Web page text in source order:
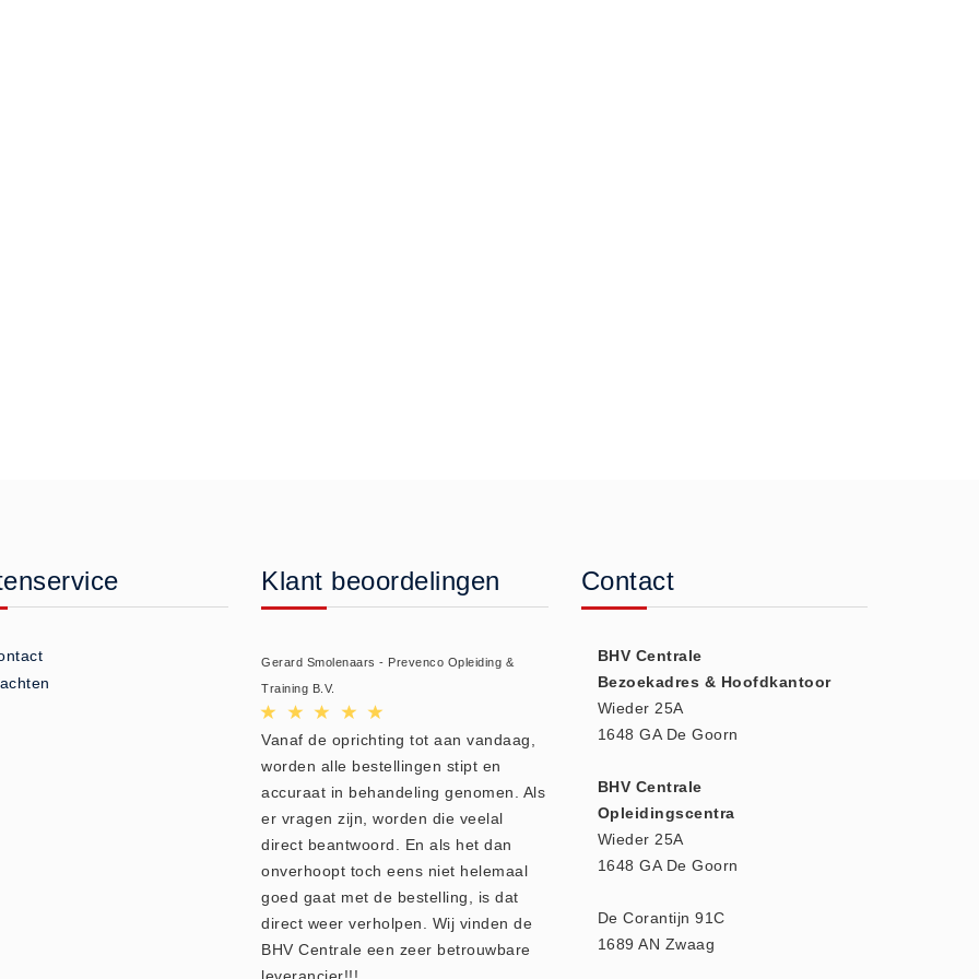
Klant beoordelingen
Gerard Smolenaars - Prevenco Opleiding &
Training B.V.
Vanaf de oprichting tot aan vandaag,
worden alle bestellingen stipt en
accuraat in behandeling genomen. Als
er vragen zijn, worden die veelal
direct beantwoord. En als het dan
onverhoopt toch eens niet helemaal
goed gaat met de bestelling, is dat
direct weer verholpen. Wij vinden de
BHV Centrale een zeer betrouwbare
Contact
BHV Centrale
Bezoekadres & Hoofdkantoor
Wieder 25A
1648 GA De Goorn
BHV Centrale
Opleidingscentra
Wieder 25A
1648 GA De Goorn
De Corantijn 91C
1689 AN Zwaag